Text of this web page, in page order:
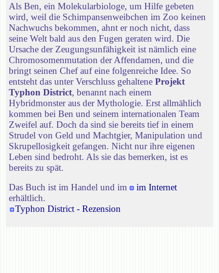
Als Ben, ein Molekularbiologe, um Hilfe gebeten
wird, weil die Schimpansenweibchen im Zoo keinen
Nachwuchs bekommen, ahnt er noch nicht, dass
seine Welt bald aus den Fugen geraten wird. Die
Ursache der Zeugungsunfähigkeit ist nämlich eine
Chromosomenmutation der Affendamen, und die
bringt seinen Chef auf eine folgenreiche Idee. So
entsteht das unter Verschluss gehaltene Projekt
Typhon District, benannt nach einem
Hybridmonster aus der Mythologie. Erst allmählich
kommen bei Ben und seinem internationalen Team
Zweifel auf. Doch da sind sie bereits tief in einem
Strudel von Geld und Machtgier, Manipulation und
Skrupellosigkeit gefangen. Nicht nur ihre eigenen
Leben sind bedroht. Als sie das bemerken, ist es
bereits zu spät.
Das Buch ist im Handel und im
im Internet
erhältlich.
Typhon District - Rezension